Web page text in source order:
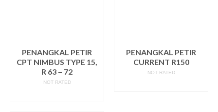
PENANGKAL PETIR
CPT NIMBUS TYPE 15,
R 63 – 72
NOT RATED
PENANGKAL PETIR
CURRENT R150
NOT RATED